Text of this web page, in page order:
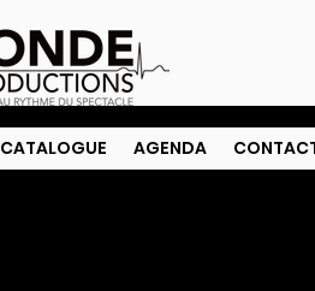
CATALOGUE AGENDA